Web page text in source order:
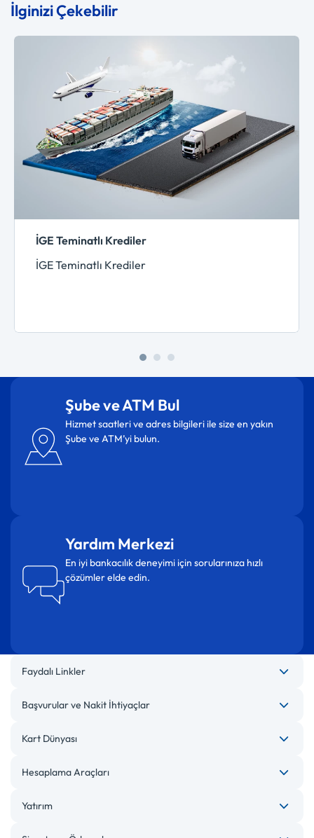
İlginizi Çekebilir
İGE Teminatlı Krediler
İGE Teminatlı Krediler
Şube ve ATM Bul
Hizmet saatleri ve adres bilgileri ile size en yakın
Şube ve ATM’yi bulun.
Yardım Merkezi
En iyi bankacılık deneyimi için sorularınıza hızlı
çözümler elde edin.
Faydalı Linkler
Başvurular ve Nakit İhtiyaçlar
Kart Dünyası
Hesaplama Araçları
Yatırım